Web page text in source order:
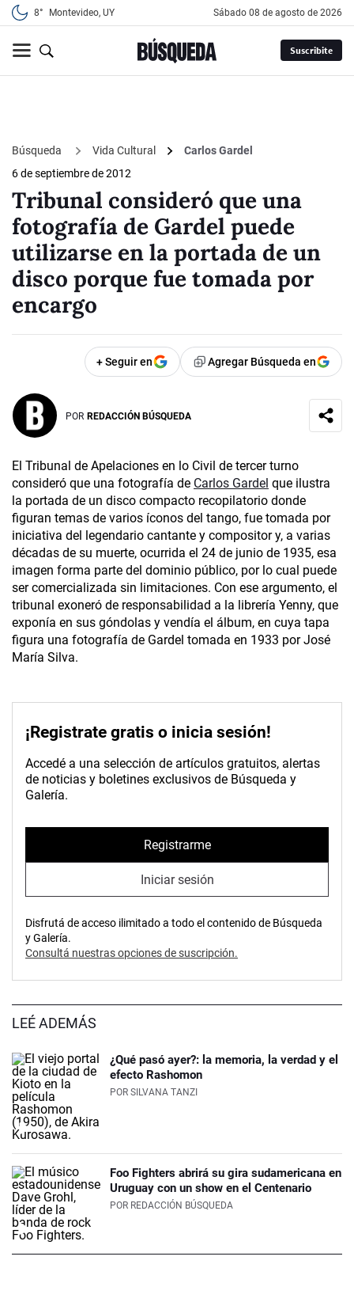
8° Montevideo, UY sábado 08 de agosto de 2026
Suscribite
Búsqueda Vida Cultural
Carlos Gardel
6 de septiembre de 2012
Tribunal consideró que una
fotografía de Gardel puede
utilizarse en la portada de un
disco porque fue tomada por
encargo
+ Seguir en Agregar Búsqueda en
POR REDACCIÓN BÚSQUEDA
El Tribunal de Apelaciones en lo Civil de tercer turno
consideró que una fotografía de Carlos Gardel que ilustra
la portada de un disco compacto recopilatorio donde
figuran temas de varios íconos del tango, fue tomada por
iniciativa del legendario cantante y compositor y, a varias
décadas de su muerte, ocurrida el 24 de junio de 1935, esa
imagen forma parte del dominio público, por lo cual puede
ser comercializada sin limitaciones. Con ese argumento, el
tribunal exoneró de responsabilidad a la librería Yenny, que
exponía en sus góndolas y vendía el álbum, en cuya tapa
figura una fotografía de Gardel tomada en 1933 por José
María Silva.
¡Registrate gratis o inicia sesión!
Accedé a una selección de artículos gratuitos, alertas
de noticias y boletines exclusivos de Búsqueda y
Galería.
Registrarme
Iniciar sesión
Disfrutá de acceso ilimitado a todo el contenido de Búsqueda
y Galería.
Consultá nuestras opciones de suscripción.
LEÉ ADEMÁS
¿Qué pasó ayer?: la memoria, la verdad y el
efecto Rashomon
POR SILVANA TANZI
Foo Fighters abrirá su gira sudamericana en
Uruguay con un show en el Centenario
POR REDACCIÓN BÚSQUEDA